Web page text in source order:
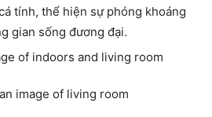
tính, thể hiện sự phóng khoáng
gian sống đương đại.